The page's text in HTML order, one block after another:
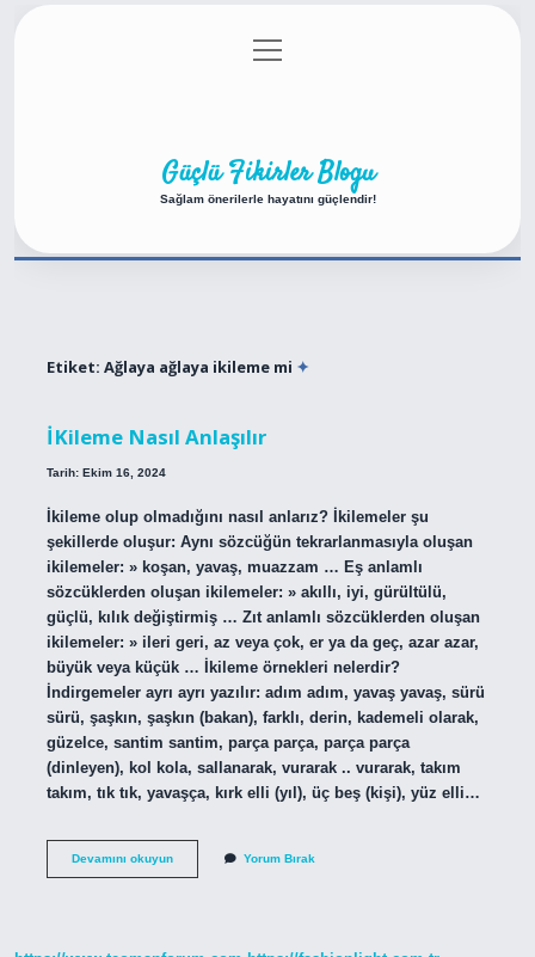
Gizlilik Politikası
menüyü
aç
Güçlü Fikirler Blogu
Sağlam önerilerle hayatını güçlendir!
Etiket: Ağlaya ağlaya ikileme mi
İKileme Nasıl Anlaşılır
Tarih: Ekim 16, 2024
İkileme olup olmadığını nasıl anlarız? İkilemeler şu
şekillerde oluşur: Aynı sözcüğün tekrarlanmasıyla oluşan
ikilemeler: » koşan, yavaş, muazzam … Eş anlamlı
sözcüklerden oluşan ikilemeler: » akıllı, iyi, gürültülü,
güçlü, kılık değiştirmiş … Zıt anlamlı sözcüklerden oluşan
ikilemeler: » ileri geri, az veya çok, er ya da geç, azar azar,
büyük veya küçük … İkileme örnekleri nelerdir?
İndirgemeler ayrı ayrı yazılır: adım adım, yavaş yavaş, sürü
sürü, şaşkın, şaşkın (bakan), farklı, derin, kademeli olarak,
güzelce, santim santim, parça parça, parça parça
(dinleyen), kol kola, sallanarak, vurarak .. vurarak, takım
takım, tık tık, yavaşça, kırk elli (yıl), üç beş (kişi), yüz elli…
Devamını okuyunİKileme
Yorum Bırak